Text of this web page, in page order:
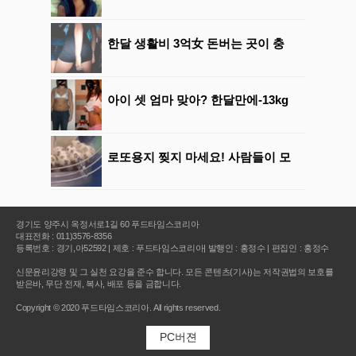
경기도 양주시 옥정서로1길 60 푸드타임스코리아
대표전화 : 011)3576-8356
등록번호 : 경기,아52592 | 제호 : 푸드타임스코리아| 발행인 : 홍정수 | 편집인 : 홍정수
신문윤리강령 및 그 실천 요강을 준수 합니다. 모든 콘텐츠(기사)는 저작권법의 보호를
받은바, 무단 전재, 복사, 배포 등을 금합니다.
Copyright © 2020 푸드타임스코리아. All rights reserved.
PC버젼